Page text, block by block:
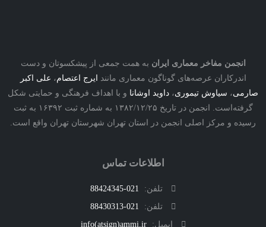
مفاخر معماری ایرانبه همت جمعی از پیشکسوتان و دست
عرصه‌های گوناگون معماری مانندایرج اعتصام،علی اکبر
،سیاوش تیموری،داوید اوشاناو با اهداف فرهنگی و حمایتی شکل
گرفته‌است. انجمن در تاریخ ۱۳۸۲/۱۲/۲۵ به شماره ثبت ۱۶۳۹۲ به ثبت
و مرکز اصلی انجمن در استان تهران شهرستان تهران واقع است.
اطلاعات تماس
تلفن:
021-88424345
تلفن:
021-88430313
ایمیل:
info(atsign)ammi.ir